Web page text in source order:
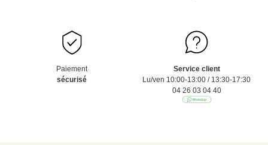
Paiement
sécurisé
Service client
Lu/ven 10:00-13:00 / 13:30-17:30
04 26 03 04 40